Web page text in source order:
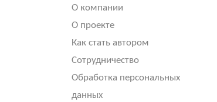
О компании
О проекте
Как стать автором
Сотрудничество
Обработка персональных
данных